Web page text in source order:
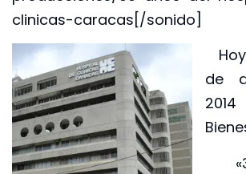
clinicas-caracas[/sonido]
de